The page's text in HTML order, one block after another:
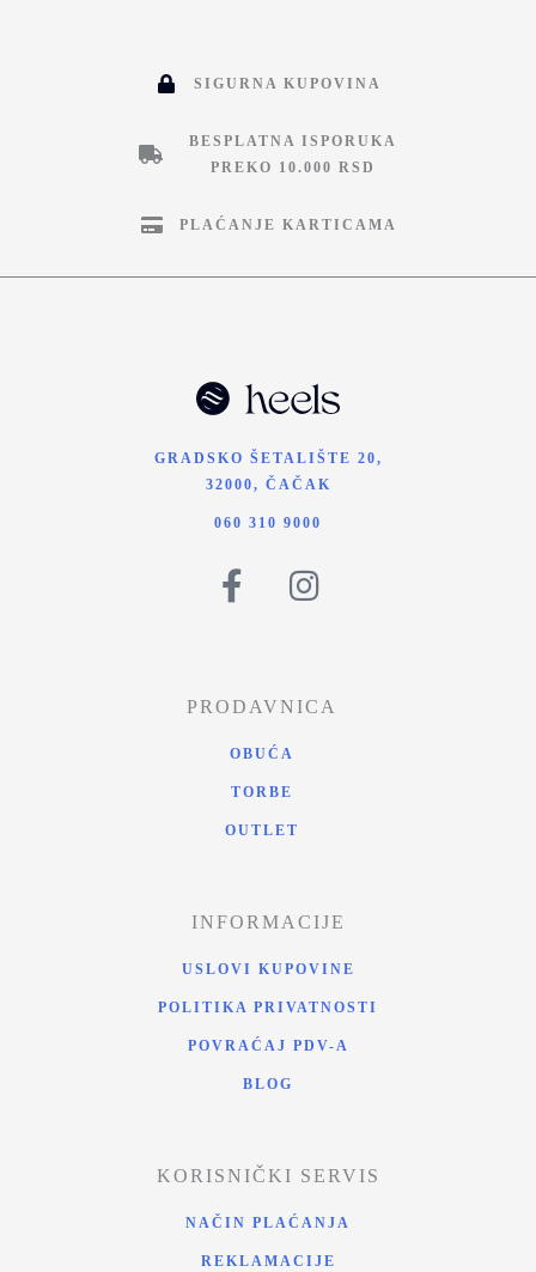
SIGURNA KUPOVINA
BESPLATNA ISPORUKA
PREKO 10.000 RSD
PLAĆANJE KARTICAMA
GRADSKO ŠETALIŠTE 20,
32000, ČAČAK
060 310 9000
PRODAVNICA
OBUĆA
TORBE
OUTLET
INFORMACIJE
USLOVI KUPOVINE
POLITIKA PRIVATNOSTI
POVRAĆAJ PDV-A
BLOG
KORISNIČKI SERVIS
NAČIN PLAĆANJA
REKLAMACIJE